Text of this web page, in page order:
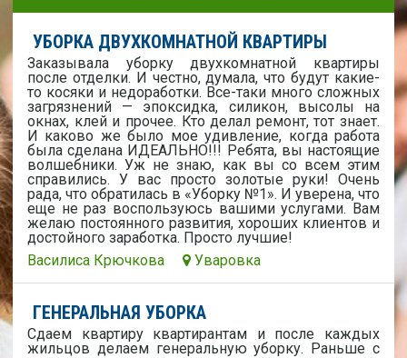
УБОРКА ДВУХКОМНАТНОЙ КВАРТИРЫ
Заказывала уборку двухкомнатной квартиры
после отделки. И честно, думала, что будут какие-
то косяки и недоработки. Все-таки много сложных
загрязнений — эпоксидка, силикон, высолы на
окнах, клей и прочее. Кто делал ремонт, тот знает.
И каково же было мое удивление, когда работа
была сделана ИДЕАЛЬНО!!! Ребята, вы настоящие
волшебники. Уж не знаю, как вы со всем этим
справились. У вас просто золотые руки! Очень
рада, что обратилась в «Уборку №1». И уверена, что
еще не раз воспользуюсь вашими услугами. Вам
желаю постоянного развития, хороших клиентов и
достойного заработка. Просто лучшие!
Василиса Крючкова
Уваровка
ГЕНЕРАЛЬНАЯ УБОРКА
Сдаем квартиру квартирантам и после каждых
жильцов делаем генеральную уборку. Раньше с